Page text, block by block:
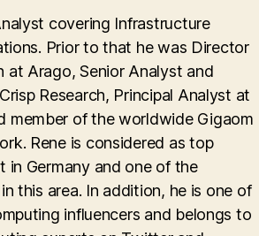
covering Infrastructure
Prior to that he was Director
at Arago, Senior Analyst and
Research, Principal Analyst at
member of the worldwide Gigaom
Rene is considered as top
in Germany and one of the
this area. In addition, he is one of
influencers and belongs to